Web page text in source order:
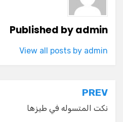
Published byadmin
View all posts by admin
تصفّح
المقالات
PREV
نكت المتسوله في طيزها